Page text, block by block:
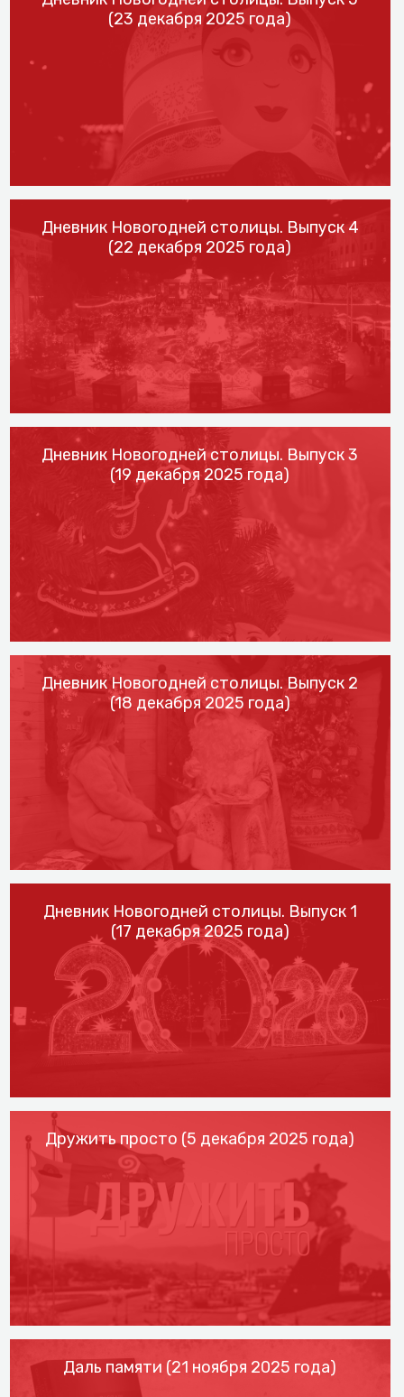
(23 декабря 2025 года)
Дневник Новогодней столицы. Выпуск 4
(22 декабря 2025 года)
Дневник Новогодней столицы. Выпуск 3
(19 декабря 2025 года)
Дневник Новогодней столицы. Выпуск 2
(18 декабря 2025 года)
Дневник Новогодней столицы. Выпуск 1
(17 декабря 2025 года)
Дружить просто (5 декабря 2025 года)
Даль памяти (21 ноября 2025 года)